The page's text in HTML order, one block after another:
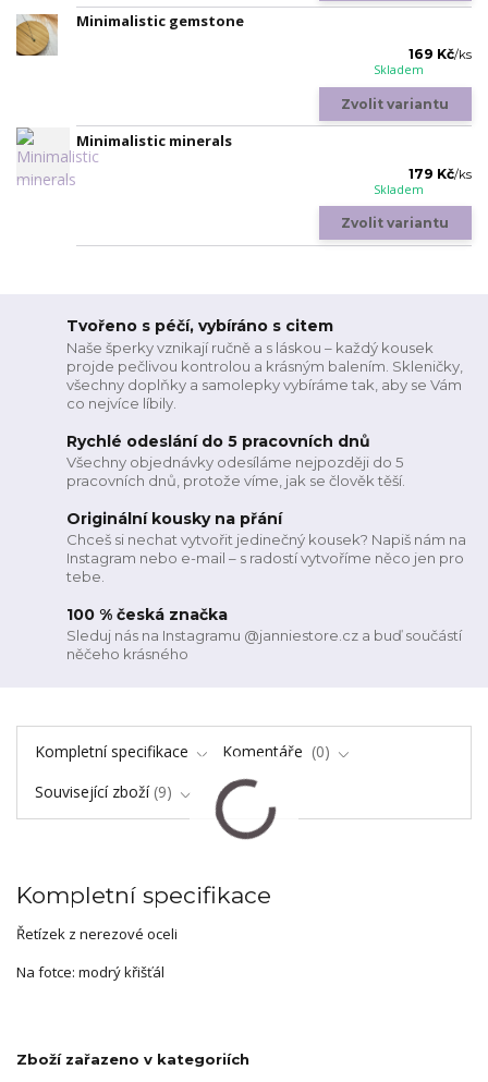
Minimalistic gemstone
169 Kč/ks
Skladem
Zvolit variantu
Minimalistic minerals
179 Kč/ks
Skladem
Zvolit variantu
Tvořeno s péčí, vybíráno s citem
Naše šperky vznikají ručně a s láskou – každý kousek
projde pečlivou kontrolou a krásným balením. Skleničky,
všechny doplňky a samolepky vybíráme tak, aby se Vám
co nejvíce líbily.
Rychlé odeslání do 5 pracovních dnů
Všechny objednávky odesíláme nejpozději do 5
pracovních dnů, protože víme, jak se člověk těší.
Originální kousky na přání
Chceš si nechat vytvořit jedinečný kousek? Napiš nám na
Instagram nebo e-mail – s radostí vytvoříme něco jen pro
tebe.
100 % česká značka
Sleduj nás na Instagramu @janniestore.cz a buď součástí
něčeho krásného
Kompletní specifikace Komentáře
0
Související zboží 9
Kompletní specifikace
Řetízek z nerezové oceli
Na fotce: modrý křišťál
Zboží zařazeno v kategoriích